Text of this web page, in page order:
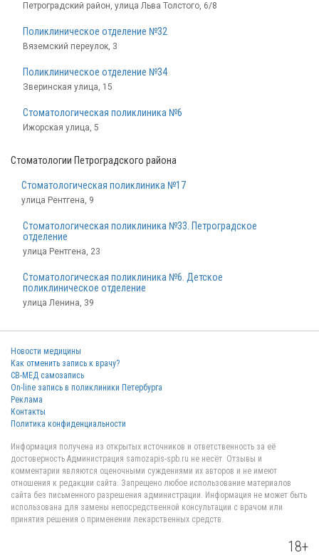
Петроградский район, улица Льва Толстого, 6/8
Поликлиническое отделение №32
Вяземский переулок, 3
Поликлиническое отделение №34
Зверинская улица, 15
Стоматологическая поликлиника №6
Ижорская улица, 5
Стоматологии Петроградского района
Стоматологическая поликлиника №17
улица Рентгена, 9
Стоматологическая поликлиника №33. Петроградское
отделение
улица Рентгена, 23
Стоматологическая поликлиника №6. Детское
поликлиническое отделение
улица Ленина, 39
Новости медицины
Как отменить запись к врачу?
СВ-МЕД самозапись
On-line запись в поликлиники Петербурга
Реклама
Контакты
Политика конфиденциальности
Информация получена из открытых источников и ответственность за её
достоверность Администрация samozapis-spb.ru не несёт. Отзывы и
комментарии являются оценочными суждениями их авторов и не имеют
отношения к редакции сайта. Запрещено любое использование материалов
сайта без письменного разрешения администрации. Информация не может быть
использована для замены непосредственной консультации с врачом или
принятия решения о применении лекарственных средств.
18+